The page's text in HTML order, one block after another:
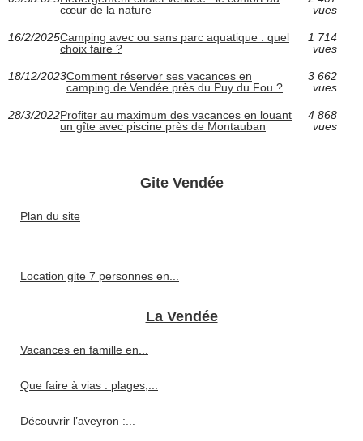
cœur de la nature
vues
16/2/2025Camping avec ou sans parc aquatique : quel
choix faire ?
1 714
vues
18/12/2023Comment réserver ses vacances en
camping de Vendée près du Puy du Fou ?
3 662
vues
28/3/2022Profiter au maximum des vacances en louant
un gîte avec piscine près de Montauban
4 868
vues
Gite Vendée
Plan du site
Location gite 7 personnes en...
La Vendée
Vacances en famille en...
Que faire à vias : plages,...
Découvrir l’aveyron :...